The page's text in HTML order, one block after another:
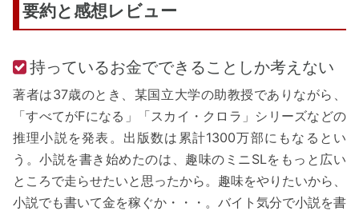
要約と感想レビュー
持っているお金でできることしか考えない
著者は37歳のとき、某国立大学の助教授でありながら、
「すべてがFになる」「スカイ・クロラ」シリーズなどの
推理小説を発表。出版数は累計1300万部にもなるとい
う。小説を書き始めたのは、趣味のミニSLをもっと広い
ところで走らせたいと思ったから。趣味をやりたいから、
小説でも書いて金を稼ぐか・・・。バイト気分で小説を書